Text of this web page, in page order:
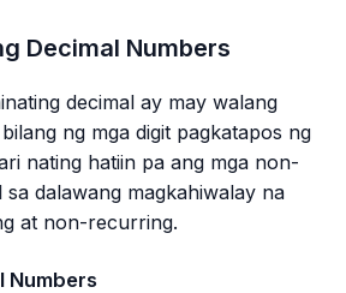
Decimal Numbers
decimal ay may walang
ng mga digit pagkatapos ng
nating hatiin pa ang mga non-
sa dalawang magkahiwalay na
at non-recurring.
Numbers